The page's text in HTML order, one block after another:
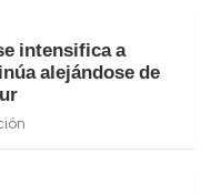
intensifica a
alejándose de